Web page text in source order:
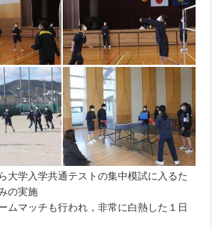
大学入学共通テストの集中模試に入るた
の実施
ムマッチも行われ，非常に白熱した１日